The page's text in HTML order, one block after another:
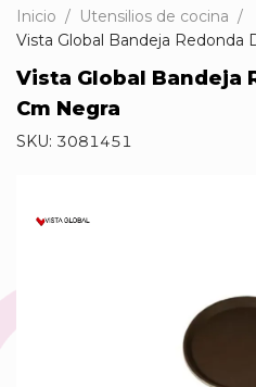
Inicio / Utensilios de cocina /
Vista Global Bandeja
Vista Global Bandeja
Cm Negra
SKU: 3081451